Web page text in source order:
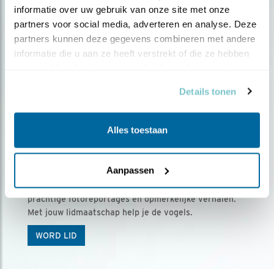
informatie over uw gebruik van onze site met onze
partners voor social media, adverteren en analyse. Deze
partners kunnen deze gegevens combineren met andere
informatie die u aan ze heeft verstrekt of die ze hebben
Details tonen
Alles toestaan
Aanpassen
Ontvang 5 x Vogels voor € 36,00 per jaar
Vogels is het tijdschrift voor onze leden, met
prachtige fotoreportages en opmerkelijke verhalen.
Met jouw lidmaatschap help je de vogels.
WORD LID